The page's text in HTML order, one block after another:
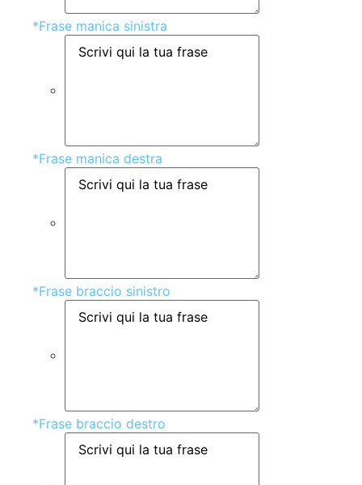
*Frase manica sinistra
*Frase manica destra
*Frase braccio sinistro
*Frase braccio destro